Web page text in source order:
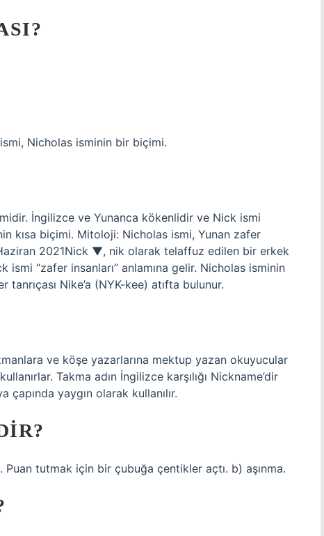
Nicholas isminin bir biçimi.
İngilizce ve Yunanca kökenlidir ve Nick ismi
kısa biçimi. Mitoloji: Nicholas ismi, Yunan zafer
Haziran 2021Nick ▼, nik olarak telaffuz edilen bir erkek
“zafer insanları” anlamına gelir. Nicholas isminin
Nike’a (NYK-kee) atıfta bulunur.
ve köşe yazarlarına mektup yazan okuyucular
Takma adın İngilizce karşılığı Nickname’dir
yaygın olarak kullanılır.
tutmak için bir çubuğa çentikler açtı. b) aşınma.